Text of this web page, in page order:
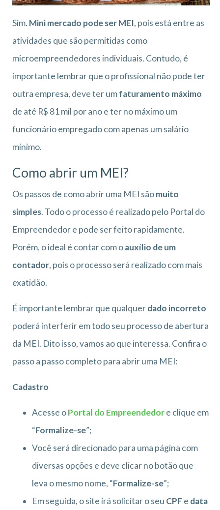
Sim. Mini mercado pode ser MEI, pois está entre as
atividades que são permitidas como
microempreendedores individuais. Contudo, é
importante lembrar que o profissional não pode ter
outra empresa, deve ter umfaturamento máximo
de até R$ 81 mil por ano e ter no máximo um
funcionário empregado com apenas um salário
mínimo.
Como abrir um MEI?
Os passos de como abrir uma MEI sãomuito
simples. Todo o processo é realizado pelo Portal do
Empreendedor e pode ser feito rapidamente.
Porém, o ideal é contar com oauxílio de um
contador, pois o processo será realizado com mais
exatidão.
É importante lembrar que qualquerdado incorreto
poderá interferir em todo seu processo de abertura
da MEI. Dito isso, vamos ao que interessa. Confira o
passo a passo completo para abrir uma MEI:
Cadastro
Acesse oPortal do Empreendedore clique em
“Formalize-se”;
Você será direcionado para uma página com
diversas opções e deve clicar no botão que
leva o mesmo nome, “Formalize-se”;
Em seguida, o site irá solicitar o seu CPF e data